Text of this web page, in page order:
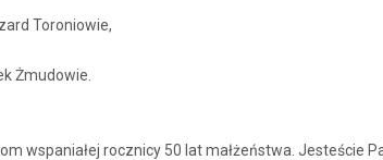
Toroniowie,
Żmudowie.
wspaniałej rocznicy 50 lat małżeństwa. Jesteście